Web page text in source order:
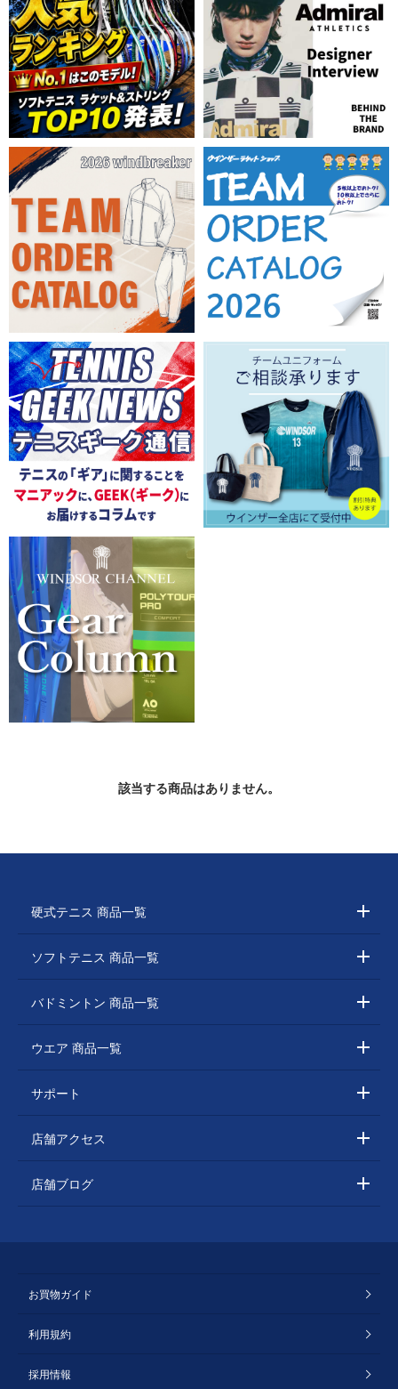
該当する商品はありません。
硬式テニス 商品一覧
ソフトテニス 商品一覧
バドミントン 商品一覧
ウエア 商品一覧
サポート
店舗アクセス
店舗ブログ
お買物ガイド
利用規約
採用情報